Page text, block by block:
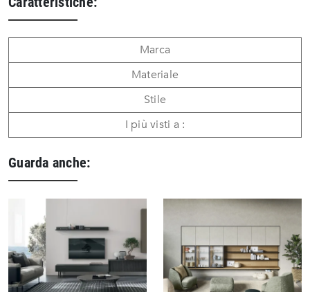
Marca
Materiale
Stile
I più visti a :
Guarda anche: